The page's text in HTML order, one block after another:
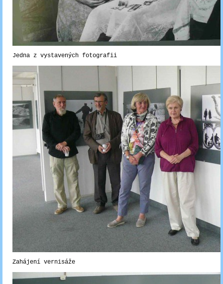
Jedna z vystavených fotografii
Zahájení vernisáže